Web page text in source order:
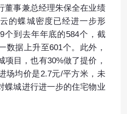
董事兼总经理朱保全在业绩
的蝶城密度已经进一步形
个到去年年底的584个，截
数据上升至601个。此外，
项目，也有30%做了提价，
场均价是2.7元/平方米，未
蝶城进行进一步的住宅物业